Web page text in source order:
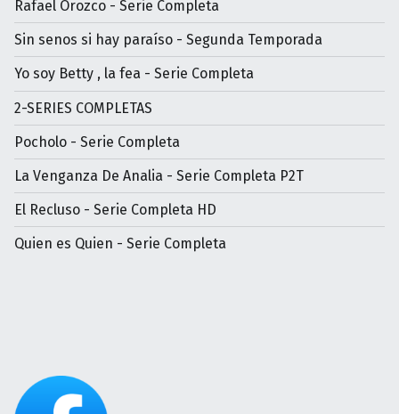
Rafael Orozco - Serie Completa
Sin senos si hay paraíso - Segunda Temporada
Yo soy Betty , la fea - Serie Completa
2-SERIES COMPLETAS
Pocholo - Serie Completa
La Venganza De Analia - Serie Completa P2T
El Recluso - Serie Completa HD
Quien es Quien - Serie Completa